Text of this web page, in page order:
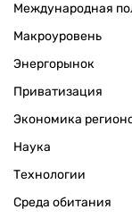
Международная
Макроуровень
Энергорынок
Приватизация
Экономика
Наука
Технологии
Среда обитания